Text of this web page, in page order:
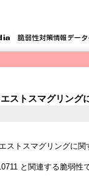
ストスマグリング
ストスマグリングに
と関連する脆弱性